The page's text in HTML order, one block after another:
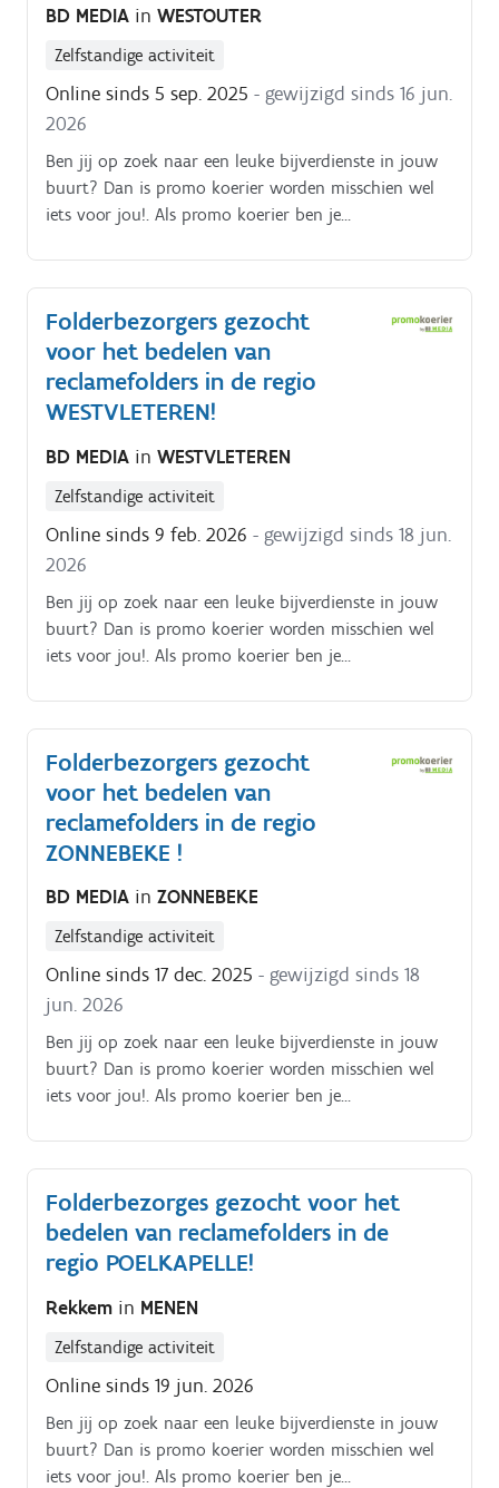
eigen beschikbaarheid De opdracht is in zelfstandig
wordt tijdens een gesprek in het dichtstbijzijnde
kantoor of via een videocall gegeven.
BD MEDIA in WESTOUTER
Zelfstandige activiteit
Online sinds 5 sep. 2025 - gewijzigd sinds 16 jun.
2026
Ben jij op zoek naar een leuke bijverdienste in jouw
buurt? Dan is promo koerier worden misschien wel
iets voor jou!. Als promo koerier ben je
Je kiest daarbij zelf hoe je dat doet (met de fiets, te
voet, bromfiets, … ) De folderpakketten moeten
tussen zondagochtend en dinsdagavond in de
brievenbussen belanden Je kiest binnen die
tijdspanne zelf wanneer je de pakketten rondbrengt
eigen beschikbaarheid De opdracht is in zelfstandig
wordt tijdens een gesprek in het dichtstbijzijnde
kantoor of via een videocall gegeven.
Folderbezorgers gezocht
voor het bedelen van
reclamefolders in de regio
WESTVLETEREN!
BD MEDIA in WESTVLETEREN
Zelfstandige activiteit
Online sinds 9 feb. 2026 - gewijzigd sinds 18 jun.
2026
Ben jij op zoek naar een leuke bijverdienste in jouw
buurt? Dan is promo koerier worden misschien wel
iets voor jou!. Als promo koerier ben je
wekelijkse folderpakket in de door jou gekozen buurt
Je kiest daarbij zelf hoe je dat doet (met de fiets, te
voet, bromfiets, … ) De folderpakketten moeten
tussen zondagochtend en dinsdagavond in de
brievenbussen belanden Je kiest binnen die
tijdspanne zelf wanneer je de pakketten rondbrengt
Op die manier kan je het inplannen volgens jouw
eigen beschikbaarheid De opdracht is in zelfstandig
wordt tijdens een gesprek in het dichtstbijzijnde
kantoor of via een videocall gegeven.
Folderbezorgers gezocht
voor het bedelen van
reclamefolders in de regio
ZONNEBEKE !
BD MEDIA in ZONNEBEKE
Zelfstandige activiteit
Online sinds 17 dec. 2025 - gewijzigd sinds 18
jun. 2026
Ben jij op zoek naar een leuke bijverdienste in jouw
buurt? Dan is promo koerier worden misschien wel
iets voor jou!. Als promo koerier ben je
Je kiest daarbij zelf hoe je dat doet (met de fiets, te
voet, bromfiets, … ) De folderpakketten moeten
tussen zondagochtend en dinsdagavond in de
brievenbussen belanden Je kiest binnen die
tijdspanne zelf wanneer je de pakketten rondbrengt
Op die manier kan je het inplannen volgens jouw
eigen beschikbaarheid De opdracht is in zelfstandig
bijberoep/hoofdberoep: Wat je hiervoor moet doen
wordt tijdens een gesprek in het dichtstbijzijnde
kantoor of via een videocall gegeven.
Folderbezorges gezocht voor het
bedelen van reclamefolders in de
regio POELKAPELLE!
Rekkem in MENEN
Zelfstandige activiteit
Online sinds 19 jun. 2026
Ben jij op zoek naar een leuke bijverdienste in jouw
buurt? Dan is promo koerier worden misschien wel
iets voor jou!. Als promo koerier ben je